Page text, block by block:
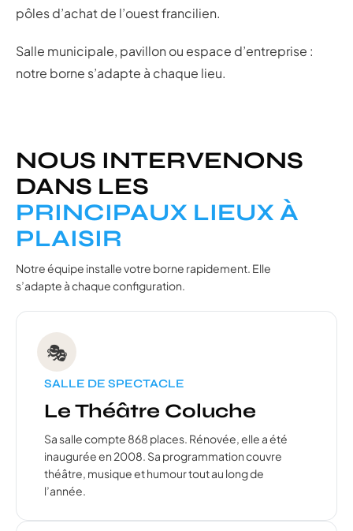
pôles d’achat de l’ouest francilien.
Salle municipale, pavillon ou espace d’entreprise :
notre borne s’adapte à chaque lieu.
NOUS INTERVENONS
DANS LES
PRINCIPAUX LIEUX À
PLAISIR
Notre équipe installe votre borne rapidement. Elle
s’adapte à chaque configuration.
🎭
SALLE DE SPECTACLE
Le Théâtre Coluche
Sa salle compte 868 places. Rénovée, elle a été
inaugurée en 2008. Sa programmation couvre
théâtre, musique et humour tout au long de
l’année.